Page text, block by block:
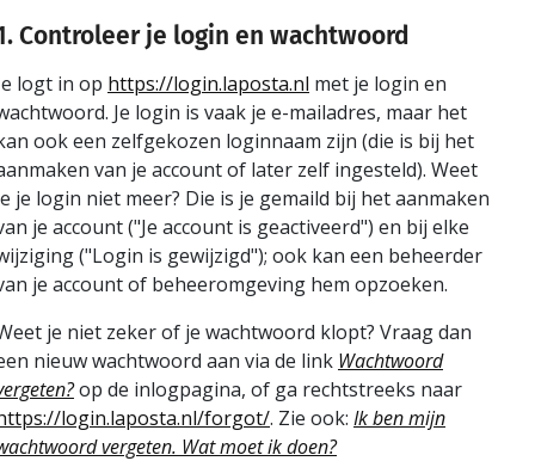
Koppelingen
Controleer je login en wachtwoord
logt in op https://login.laposta.nl met je login en
Je login is vaak je e-mailadres, maar het
ook een zelfgekozen loginnaam zijn (die is bij het
van je account of later zelf ingesteld). Weet
je login niet meer? Die is je gemaild bij het aanmaken
je account ("Je account is geactiveerd") en bij elke
("Login is gewijzigd"); ook kan een beheerder
je account of beheeromgeving hem opzoeken.
je niet zeker of je wachtwoord klopt? Vraag dan
nieuw wachtwoord aan via de link Wachtwoord
op de inlogpagina, of ga rechtstreeks naar
login.laposta.nl/forgot/. Zie ook: Ik ben mijn
vergeten. Wat moet ik doen?